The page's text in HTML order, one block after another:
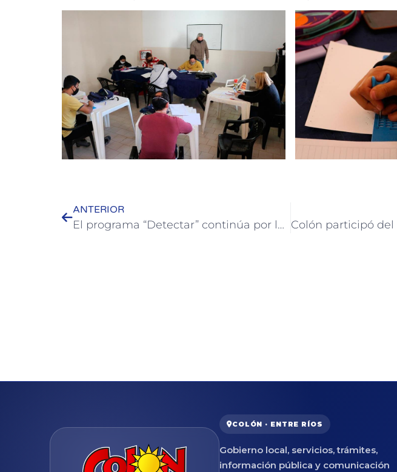
ANTERIOR
El programa “Detectar” continúa por los barrios de Colón
COLÓN · ENTRE RÍOS
Gobierno local, servicios, trámites,
información pública y comunicación